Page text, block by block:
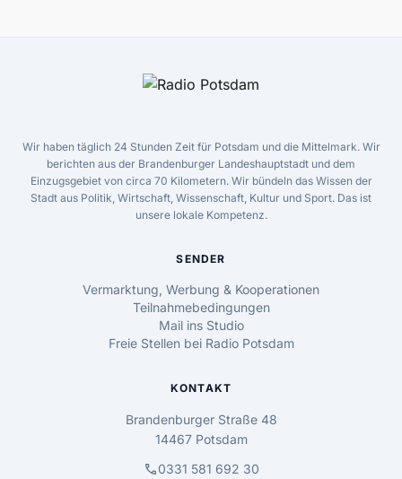
Wir haben täglich 24 Stunden Zeit für Potsdam und die Mittelmark. Wir
berichten aus der Brandenburger Landeshauptstadt und dem
Einzugsgebiet von circa 70 Kilometern. Wir bündeln das Wissen der
Stadt aus Politik, Wirtschaft, Wissenschaft, Kultur und Sport. Das ist
unsere lokale Kompetenz.
SENDER
Vermarktung, Werbung & Kooperationen
Teilnahmebedingungen
Mail ins Studio
Freie Stellen bei Radio Potsdam
KONTAKT
Brandenburger Straße 48
14467 Potsdam
call0331 581 692 30